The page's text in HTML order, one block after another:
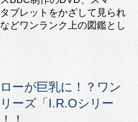
ブレットをかざして見られ
どワンランク上の図鑑とし
ーが巨乳に！？ワン
ーズ「I.R.Oシリー